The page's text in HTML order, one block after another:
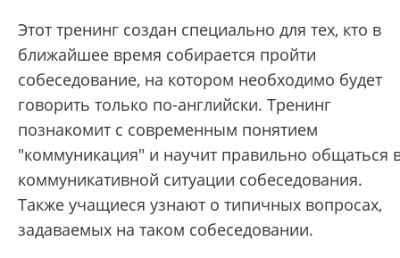
Этот тренинг создан специально для тех, кто в
ближайшее время собирается пройти
собеседование, на котором необходимо будет
говорить только по-английски. Тренинг
познакомит с современным понятием
"коммуникация" и научит правильно общаться
коммуникативной ситуации собеседования.
Также учащиеся узнают о типичных вопросах,
задаваемых на таком собеседовании.